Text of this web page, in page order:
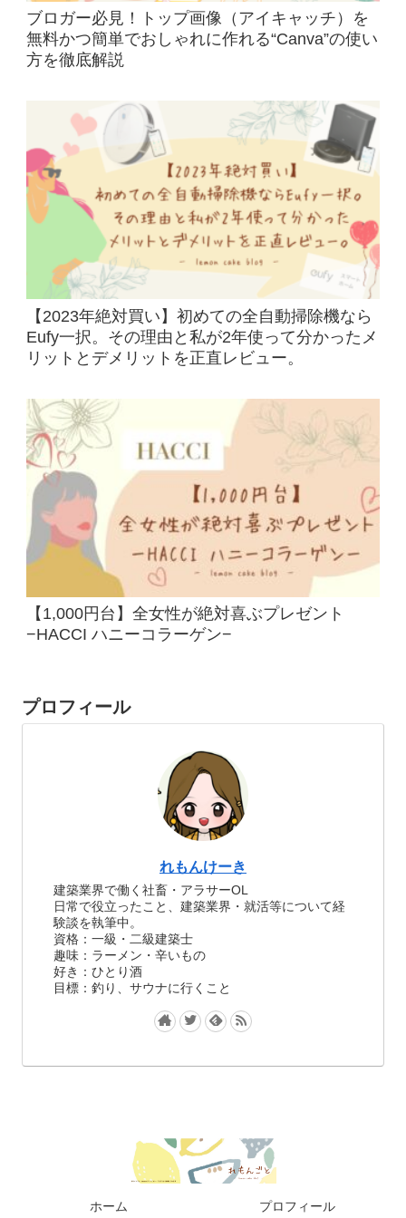
ブロガー必見！トップ画像（アイキャッチ）を
無料かつ簡単でおしゃれに作れる“Canva”の使い
方を徹底解説
【2023年絶対買い】初めての全自動掃除機なら
Eufy一択。その理由と私が2年使って分かったメ
リットとデメリットを正直レビュー。
【1,000円台】全女性が絶対喜ぶプレゼント
−HACCI ハニーコラーゲン−
プロフィール
れもんけーき
建築業界で働く社畜・アラサーOL
日常で役立ったこと、建築業界・就活等について経
験談を執筆中。
資格：一級・二級建築士
趣味：ラーメン・辛いもの
好き：ひとり酒
目標：釣り、サウナに行くこと
ホーム プロフィール